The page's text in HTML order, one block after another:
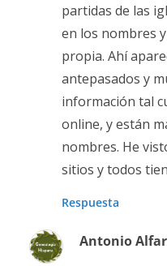
partidas de las
en los nombres
propia. Ahí
antepasados y
información tal
online, y están
nombres. He
sitios y todos
Respuesta
Antonio